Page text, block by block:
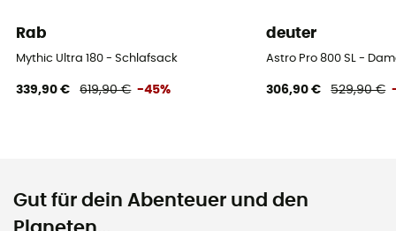
Rab
Mythic Ultra 180 - Schlafsack
339,90 € 619,90 € -45%
deuter
Astro Pro 800 SL -
306,90 € 529,90 €
Gut für dein Abenteuer und den